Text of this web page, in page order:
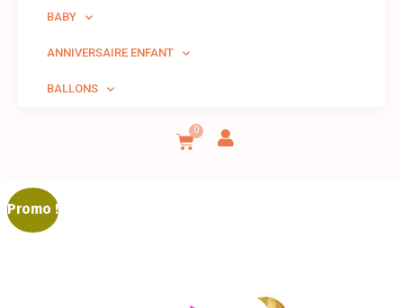
BABY
ANNIVERSAIRE ENFANT
BALLONS
0
Promo !